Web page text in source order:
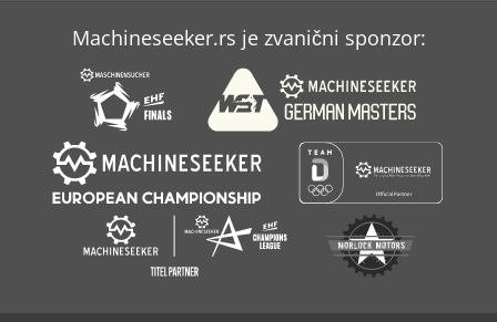
Machineseeker.rs je zvanični sponzor: